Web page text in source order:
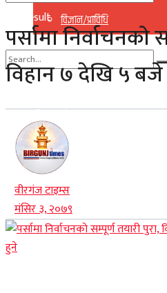
विज्ञान/प्राविधि
No Result
View All Result
No Result
View All Result
पर्सामा निर्वाचनकाे
विहान ७ देखि ५
वीरगंज टाइम्स
मंसिर ३, २०७९